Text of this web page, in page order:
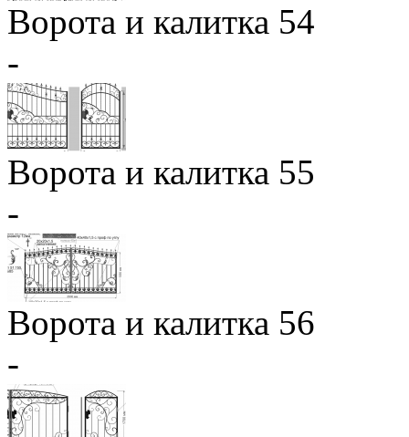
Ворота и калитка 54
-
Ворота и калитка 55
-
Ворота и калитка 56
-